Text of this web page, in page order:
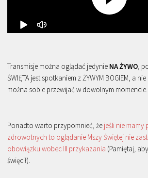
Transmisje można oglądać jedynie NA ŻYWO,
ŚWIĘTA jest spotkaniem z ŻYWYM BOGIEM, a
można sobie przewijać w dowolnym momencie.
Ponadto warto przypomnieć, że jeśli nie mamy
zdrowotnych to oglądanie Mszy Świętej nie
obowiązku wobec III przykazania (Pamiętaj,
święcił).